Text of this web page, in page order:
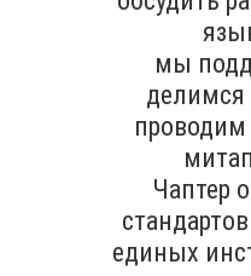
мы
Чаптер
единых